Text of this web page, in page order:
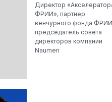
Директор
ФРИИ», партнер
венчурного фонда
председатель совета
директоров компании
Naumen